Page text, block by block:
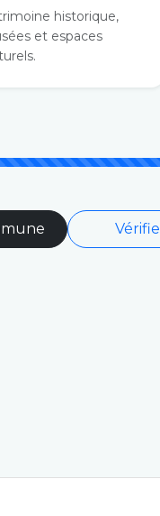
historique,
et espaces